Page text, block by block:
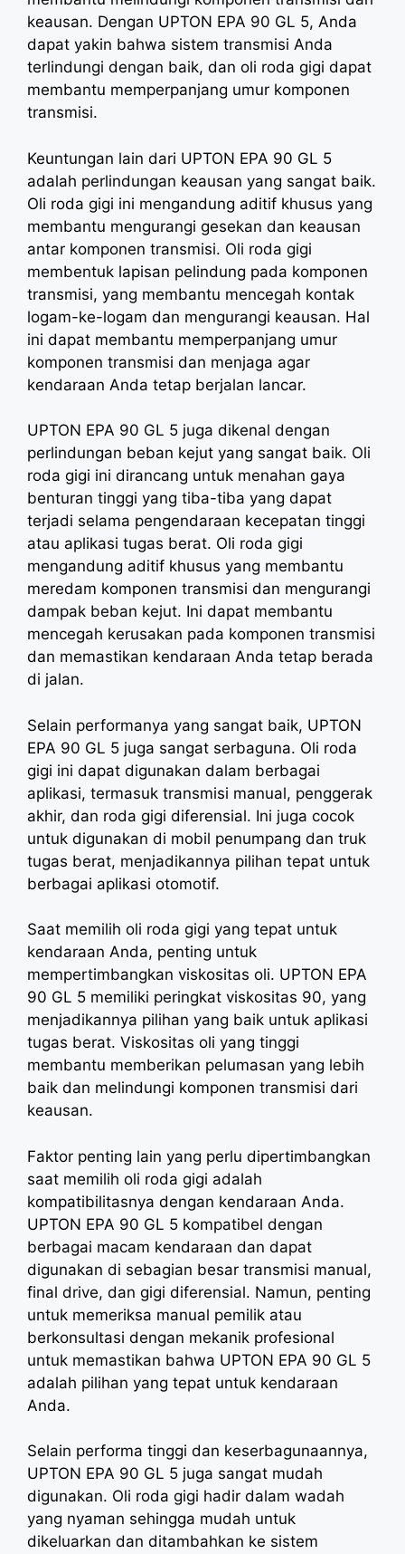
keausan. Dengan UPTON EPA 90 GL 5, Anda
dapat yakin bahwa sistem transmisi Anda
terlindungi dengan baik, dan oli roda gigi dapat
membantu memperpanjang umur komponen
transmisi.
Keuntungan lain dari UPTON EPA 90 GL 5
adalah perlindungan keausan yang sangat baik.
Oli roda gigi ini mengandung aditif khusus yang
membantu mengurangi gesekan dan keausan
antar komponen transmisi. Oli roda gigi
membentuk lapisan pelindung pada komponen
transmisi, yang membantu mencegah kontak
logam-ke-logam dan mengurangi keausan. Hal
ini dapat membantu memperpanjang umur
komponen transmisi dan menjaga agar
kendaraan Anda tetap berjalan lancar.
UPTON EPA 90 GL 5 juga dikenal dengan
perlindungan beban kejut yang sangat baik. Oli
roda gigi ini dirancang untuk menahan gaya
benturan tinggi yang tiba-tiba yang dapat
terjadi selama pengendaraan kecepatan tinggi
atau aplikasi tugas berat. Oli roda gigi
mengandung aditif khusus yang membantu
meredam komponen transmisi dan mengurangi
dampak beban kejut. Ini dapat membantu
mencegah kerusakan pada komponen transmisi
dan memastikan kendaraan Anda tetap berada
di jalan.
Selain performanya yang sangat baik, UPTON
EPA 90 GL 5 juga sangat serbaguna. Oli roda
gigi ini dapat digunakan dalam berbagai
aplikasi, termasuk transmisi manual, penggerak
akhir, dan roda gigi diferensial. Ini juga cocok
untuk digunakan di mobil penumpang dan truk
tugas berat, menjadikannya pilihan tepat untuk
berbagai aplikasi otomotif.
Saat memilih oli roda gigi yang tepat untuk
kendaraan Anda, penting untuk
mempertimbangkan viskositas oli. UPTON EPA
90 GL 5 memiliki peringkat viskositas 90, yang
menjadikannya pilihan yang baik untuk aplikasi
tugas berat. Viskositas oli yang tinggi
membantu memberikan pelumasan yang lebih
baik dan melindungi komponen transmisi dari
keausan.
Faktor penting lain yang perlu dipertimbangkan
saat memilih oli roda gigi adalah
kompatibilitasnya dengan kendaraan Anda.
UPTON EPA 90 GL 5 kompatibel dengan
berbagai macam kendaraan dan dapat
digunakan di sebagian besar transmisi manual,
final drive, dan gigi diferensial. Namun, penting
untuk memeriksa manual pemilik atau
berkonsultasi dengan mekanik profesional
untuk memastikan bahwa UPTON EPA 90 GL 5
adalah pilihan yang tepat untuk kendaraan
Anda.
Selain performa tinggi dan keserbagunaannya,
UPTON EPA 90 GL 5 juga sangat mudah
digunakan. Oli roda gigi hadir dalam wadah
yang nyaman sehingga mudah untuk
dikeluarkan dan ditambahkan ke sistem